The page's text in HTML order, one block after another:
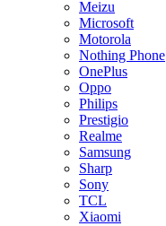
Meizu
Microsoft
Motorola
Nothing Phone
OnePlus
Oppo
Philips
Prestigio
Realme
Samsung
Sharp
Sony
TCL
Xiaomi